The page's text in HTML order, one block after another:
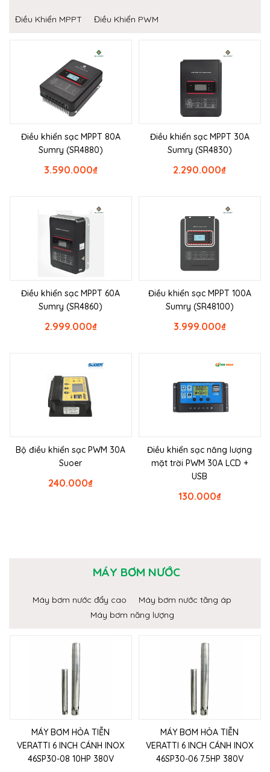
Điều Khiển MPPT Điều Khiển PWM
Điều khiển sạc MPPT 80A
Sumry (SR4880)
₫
3.590.000
Điều khiển sạc MPPT 30A
Sumry (SR4830)
₫
2.290.000
Điều khiển sạc MPPT 60A
Sumry (SR4860)
₫
2.999.000
Điều khiển sạc MPPT 100A
Sumry (SR48100)
₫
3.999.000
Bộ điều khiển sạc PWM 30A
Suoer
₫
240.000
Điều khiển sạc năng lượng
mặt trời PWM 30A LCD +
USB
₫
130.000
MÁY BƠM NƯỚC
Máy bơm nước đẩy cao
Máy bơm nước tăng áp
Máy bơm năng lượng
MÁY BƠM HỎA TIỄN
VERATTI 6 INCH CÁNH INOX
46SP30-08 10HP 380V
MÁY BƠM HỎA TIỄN
VERATTI 6 INCH CÁNH INOX
46SP30-06 7.5HP 380V